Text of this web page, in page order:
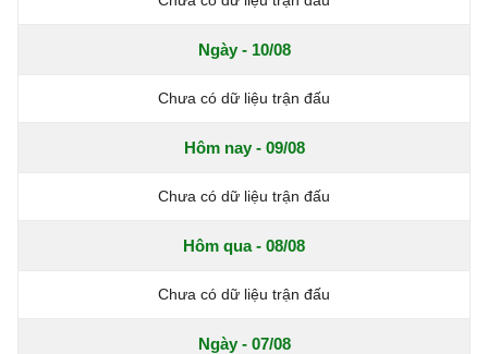
Ngày - 10/08
Chưa có dữ liệu trận đấu
Hôm nay - 09/08
Chưa có dữ liệu trận đấu
Hôm qua - 08/08
Chưa có dữ liệu trận đấu
Ngày - 07/08